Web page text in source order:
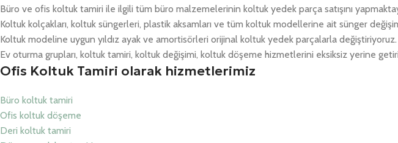
Büro ve ofis koltuk tamiri ile ilgili tüm büro malzemelerinin koltuk yedek parça satışını
Koltuk kolçakları, koltuk süngerleri, plastik aksamları ve tüm koltuk modellerine ait sünger
Koltuk modeline uygun yıldız ayak ve amortisörleri orijinal koltuk yedek parçalarla değiştiriyoruz.
Ev oturma grupları, koltuk tamiri, koltuk değişimi, koltuk döşeme hizmetlerini eksiksiz yerine
Ofis Koltuk Tamiri olarak hizmetlerimiz
Büro koltuk tamiri
Ofis koltuk döşeme
Deri koltuk tamiri